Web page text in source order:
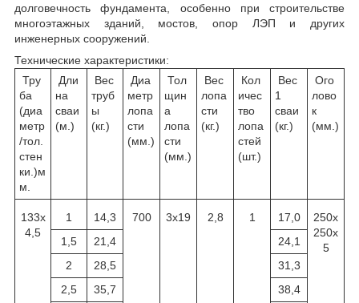
долговечность фундамента, особенно при строительстве
многоэтажных зданий, мостов, опор ЛЭП и других
инженерных сооружений.
Технические характеристики:
Тру
ба
(диа
метр
/тол.
стен
ки.)м
м.
Дли
на
сваи
(м.)
Вес
труб
ы
(кг.)
Диа
метр
лопа
сти
(мм.)
Тол
щин
а
лопа
сти
(мм.)
Вес
лопа
сти
(кг.)
Кол
ичес
тво
лопа
стей
(шт.)
Вес
1
сваи
(кг.)
Ого
лово
к
(мм.)
133х
4,5
1 14,3 700 3х19 2,8 1 17,0
250х
250х
5
1,5 21,4
24,1
2
28,5
31,3
2,5
35,7
38,4